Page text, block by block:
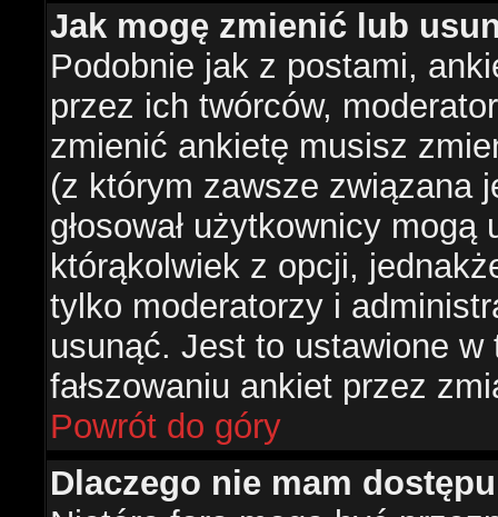
Jak mogę zmienić lub
Podobnie jak z postami,
przez ich twórców,
zmienić ankietę musisz
(z którym zawsze związana
głosował użytkownicy
którąkolwiek z opcji,
tylko moderatorzy i
usunąć. Jest to ustawione
fałszowaniu ankiet przez
Powrót do góry
Dlaczego nie mam